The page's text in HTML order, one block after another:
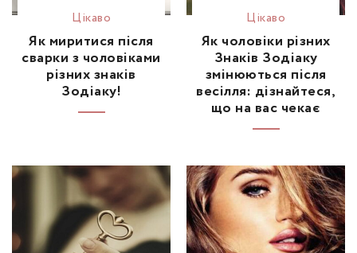
Цікаво
Як миритися після
сварки з чоловіками
різних знаків
Зодіаку!
Цікаво
Як чоловіки різних
Знаків Зодіаку
змінюються після
весілля: дізнайтеся,
що на вас чекає